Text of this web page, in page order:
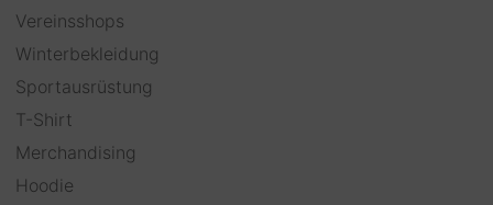
Vereinsshops
Winterbekleidung
Sportausrüstung
T-Shirt
Merchandising
Hoodie